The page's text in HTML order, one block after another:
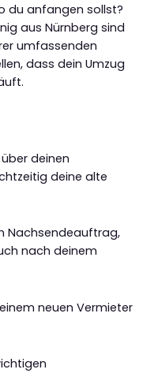
du anfangen sollst?
aus Nürnberg sind
umfassenden
dass dein Umzug
deinen
deine alte
Nachsendeauftrag,
nach deinem
neuen Vermieter